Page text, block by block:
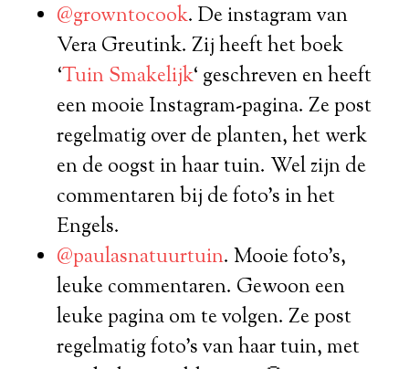
@growntocook. De instagram van
Vera Greutink. Zij heeft het boek
‘Tuin Smakelijk‘ geschreven en heeft
een mooie Instagram-pagina. Ze post
regelmatig over de planten, het werk
en de oogst in haar tuin. Wel zijn de
commentaren bij de foto’s in het
Engels.
@paulasnatuurtuin. Mooie foto’s,
leuke commentaren. Gewoon een
leuke pagina om te volgen. Ze post
regelmatig foto’s van haar tuin, met